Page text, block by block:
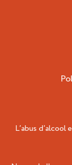
L’abus d’alcool